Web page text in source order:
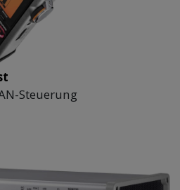
Steuerung